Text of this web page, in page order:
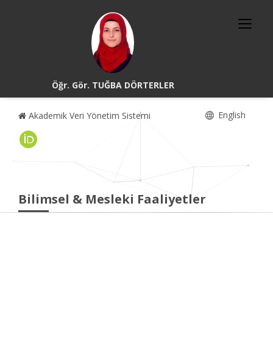
Öğr. Gör. TUĞBA DÖRTERLER
Akademik Veri Yönetim Sistemi English
Bilimsel & Mesleki Faaliyetler